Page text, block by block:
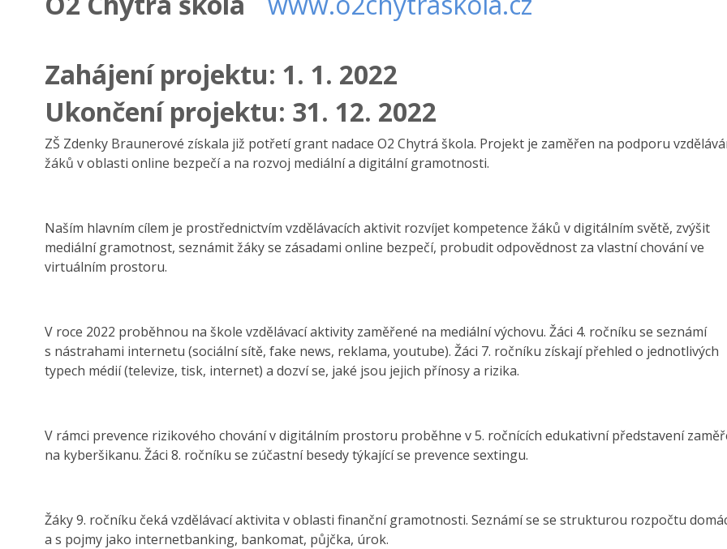
Zahájení projektu: 1. 1. 2022
Ukončení projektu: 31. 12. 2022
ZŠ Zdenky Braunerové získala již potřetí grant nadace O2 Chytrá škola. Projekt je zaměřen na podporu
žáků v oblasti online bezpečí a na rozvoj mediální a digitální gramotnosti.
Naším hlavním cílem je prostřednictvím vzdělávacích aktivit rozvíjet kompetence žáků v digitálním světě, zvýšit
mediální gramotnost, seznámit žáky se zásadami online bezpečí, probudit odpovědnost za vlastní chování ve
virtuálním prostoru.
V roce 2022 proběhnou na škole vzdělávací aktivity zaměřené na mediální výchovu. Žáci 4. ročníku se seznámí
s nástrahami internetu (sociální sítě, fake news, reklama, youtube). Žáci 7. ročníku získají přehled o jednotlivých
typech médií (televize, tisk, internet) a dozví se, jaké jsou jejich přínosy a rizika.
V rámci prevence rizikového chování v digitálním prostoru proběhne v 5. ročnících edukativní představení
na kyberšikanu. Žáci 8. ročníku se zúčastní besedy týkající se prevence sextingu.
Žáky 9. ročníku čeká vzdělávací aktivita v oblasti finanční gramotnosti. Seznámí se se strukturou rozpočtu
a s pojmy jako internetbanking, bankomat, půjčka, úrok.